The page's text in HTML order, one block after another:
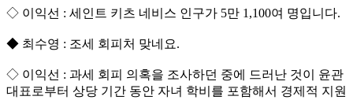
◇ 이익선 : 세인트 키츠 네비스 인구가 5만 1,100여 명입니다.
◆ 최수영 : 조세 회피처 맞네요.
◇ 이익선 : 과세 회피 의혹을 조사하던 중에 드러난 것이 윤관
대표로부터 상당 기간 동안 자녀 학비를 포함해서 경제적 지원